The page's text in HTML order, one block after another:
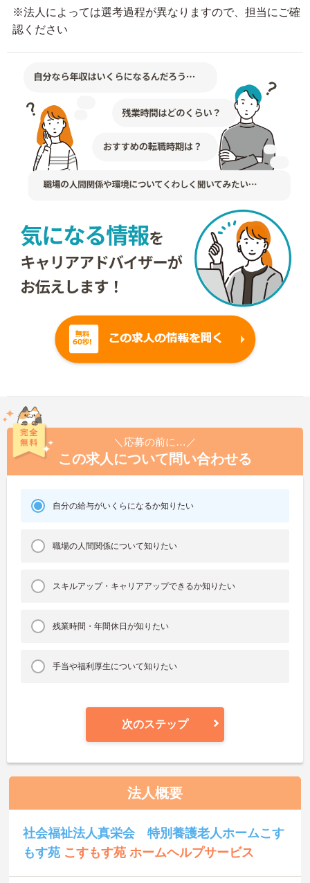
※法人によっては選考過程が異なりますので、担当にご確
認ください
＼応募の前に…／
この求人について問い合わせる
自分の給与がいくらになるか知りたい
職場の人間関係について知りたい
スキルアップ・キャリアアップできるか知りたい
残業時間・年間休日が知りたい
手当や福利厚生について知りたい
次のステップ
法人概要
社会福祉法人真栄会 特別養護老人ホームこす
もす苑 こすもす苑 ホームヘルプサービス